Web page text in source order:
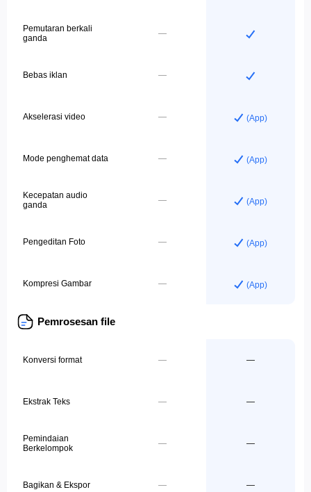
Pemutaran berkali
ganda
—
Bebas iklan —
Akselerasi video —
Mode penghemat data —
Kecepatan audio
ganda
—
Pengeditan Foto —
Kompresi Gambar —
Pemrosesan file
Konversi format — —
Ekstrak Teks — —
Pemindaian
Berkelompok
— —
Bagikan & Ekspor — —